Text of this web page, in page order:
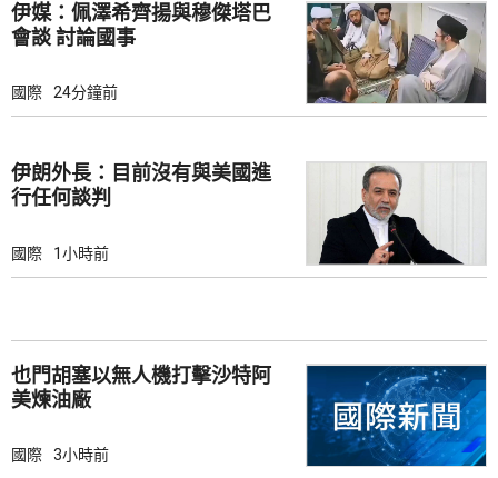
伊媒：佩澤希齊揚與穆傑塔巴
會談 討論國事
國際 24分鐘前
伊朗外長：目前沒有與美國進
行任何談判
國際 1小時前
也門胡塞以無人機打擊沙特阿
美煉油廠
國際 3小時前